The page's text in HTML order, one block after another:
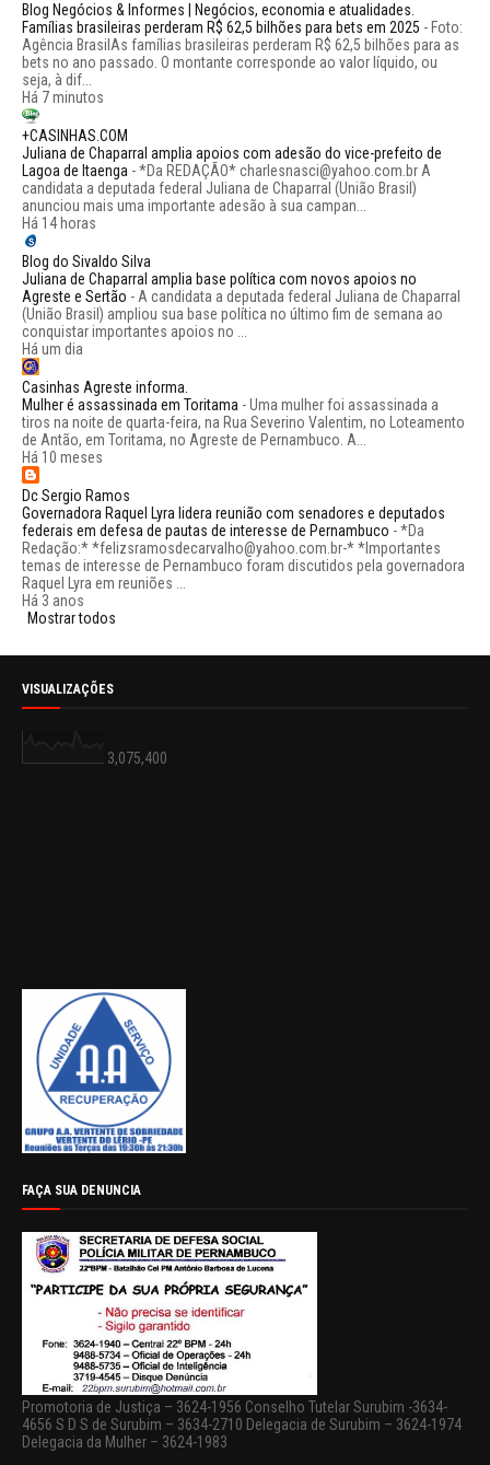
Blog Negócios & Informes | Negócios, economia e atualidades.
Famílias brasileiras perderam R$ 62,5 bilhões para bets em 2025 - Foto:
Agência BrasilAs famílias brasileiras perderam R$ 62,5 bilhões para as
bets no ano passado. O montante corresponde ao valor líquido, ou
seja, à dif...
Há 7 minutos
+CASINHAS.COM
Juliana de Chaparral amplia apoios com adesão do vice-prefeito de
Lagoa de Itaenga -*Da REDAÇÃO* charlesnasci@yahoo.com.br A
candidata a deputada federal Juliana de Chaparral (União Brasil)
anunciou mais uma importante adesão à sua campan...
Há 14 horas
Blog do Sivaldo Silva
Juliana de Chaparral amplia base política com novos apoios no
Agreste e Sertão - A candidata a deputada federal Juliana de Chaparral
(União Brasil) ampliou sua base política no último fim de semana ao
conquistar importantes apoios no ...
Há um dia
Casinhas Agreste informa.
Mulher é assassinada em Toritama -Uma mulher foi assassinada a
tiros na noite de quarta-feira, na Rua Severino Valentim, no Loteamento
de Antão, em Toritama, no Agreste de Pernambuco. A...
Há 10 meses
Dc Sergio Ramos
Governadora Raquel Lyra lidera reunião com senadores e deputados
federais em defesa de pautas de interesse de Pernambuco -*Da
Redação:* *felizsramosdecarvalho@yahoo.com.br-* *Importantes
temas de interesse de Pernambuco foram discutidos pela governadora
Raquel Lyra em reuniões ...
Há 3 anos
Mostrar todos
VISUALIZAÇÕES
3,075,400
FAÇA SUA DENUNCIA
Promotoria de Justiça – 3624-1956 Conselho Tutelar Surubim -3634-
4656 S D S de Surubim – 3634-2710 Delegacia de Surubim – 3624-1974
Delegacia da Mulher – 3624-1983